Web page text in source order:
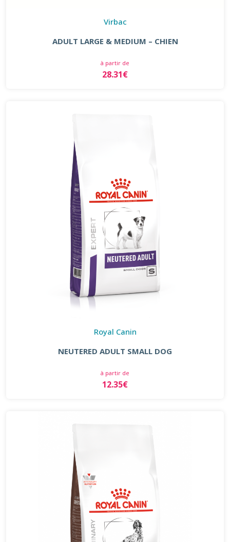
Virbac
ADULT LARGE & MEDIUM – CHIEN
à partir de
28.31€
Royal Canin
NEUTERED ADULT SMALL DOG
à partir de
12.35€